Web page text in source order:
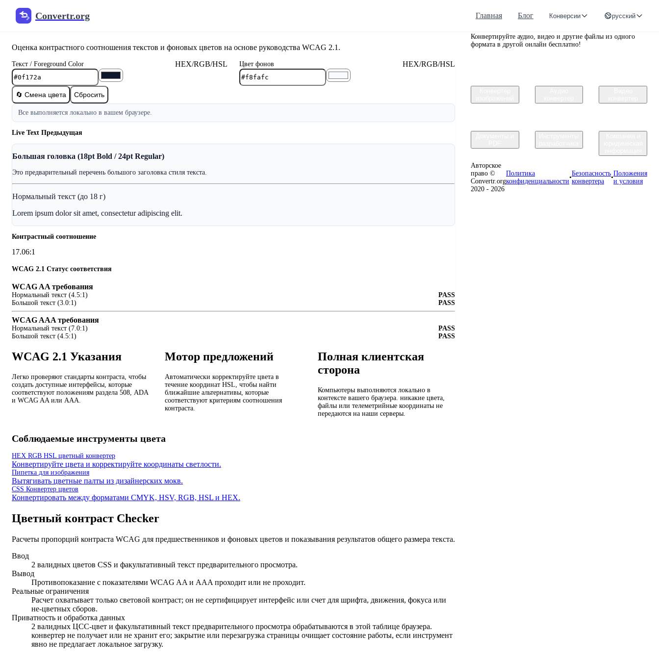
Convertr.org Главная Блог Конверсии русский
WCAG Color Contrast Checker - проверка цвета
Оценка контрастного соотношения текстов и фоновых цветов на основе руководства WCAG 2.1.
Текст / Foreground Color HEX/RGB/HSL Цвет фонов HEX/RGB/HSL
🔄 Смена цвета Сбросить
Все выполняется локально в вашем браузере.
Live Text Предыдущая
Большая головка (18pt Bold / 24pt Regular)
Это предварительный перечень большого заголовка стиля текста.
Нормальный текст (до 18 г)
Lorem ipsum dolor sit amet, consectetur adipiscing elit.
Контрастный соотношение
17.06:1
WCAG 2.1 Статус соответствия
WCAG AA требования
Нормальный текст (4.5:1)
PASS
Большой текст (3.0:1)
PASS
WCAG AAA требования
Нормальный текст (7.0:1)
PASS
Большой текст (4.5:1)
PASS
WCAG 2.1 Указания
Легко проверяют стандарты контраста, чтобы
создать доступные интерфейсы, которые
соответствуют положениям раздела 508, ADA
и WCAG AA или AAA.
Мотор предложений
Автоматически корректируйте цвета в
течение координат HSL, чтобы найти
ближайшие альтернативы, которые
соответствуют критериям соотношения
контраста.
Полная клиентская
сторона
Компьютеры выполняются локально в
контексте вашего браузера. никакие цвета,
файлы или телеметрийные координаты не
передаются на наши серверы.
Соблюдаемые инструменты цвета
HEX RGB HSL цветный конвертер
Конвертируйте цвета и корректируйте координаты светлости.
Пипетка для изображения
Вытягивать цветные палты из дизайнерских мокв.
CSS Конвертер цветов
Конвертировать между форматами CMYK, HSV, RGB, HSL и HEX.
Цветный контраст Checker
Расчеты пропорций контраста WCAG для предшественников и фоновых цветов и показывания результатов общего размера текста.
Ввод
2 валидных цветов CSS и факультативный текст предварительного просмотра.
Вывод
Противопоказание с показателями WCAG AA и AAA проходит или не проходит.
Реальные ограничения
Расчет охватывает только световой контраст; он не сертифицирует интерфейс или счет для шрифта, движения, фокуса или
не-цветных сборов.
Приватность и обработка данных
2 валидных ЦСС-цвет и факультативный текст предварительного просмотра обрабатываются в этой таблице браузера.
конвертер не получает или не хранит его; закрытие или перезагрузка страницы очищает состояние работы, если инструмент
явно не предлагает локальное загрузку.
Convertr.org
Конвертируйте аудио, видео и другие файлы из одного
формата в другой онлайн бесплатно!
Авторское
право ©
Convertr.org
2020 - 2026
Политика
конфиденциальности
•
Безопасность
конвертера
•
Положения
и условия